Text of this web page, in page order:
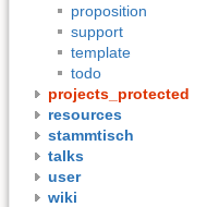
proposition
support
template
todo
projects_protected
resources
stammtisch
talks
user
wiki